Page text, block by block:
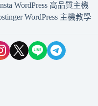
WordPress 高品質主機
WordPress 主機教學